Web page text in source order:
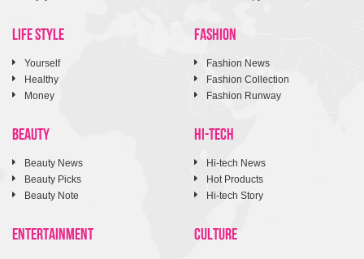
LIFE STYLE
Yourself
Healthy
Money
FASHION
Fashion News
Fashion Collection
Fashion Runway
BEAUTY
Beauty News
Beauty Picks
Beauty Note
HI-TECH
Hi-tech News
Hot Products
Hi-tech Story
ENTERTAINMENT CULTURE